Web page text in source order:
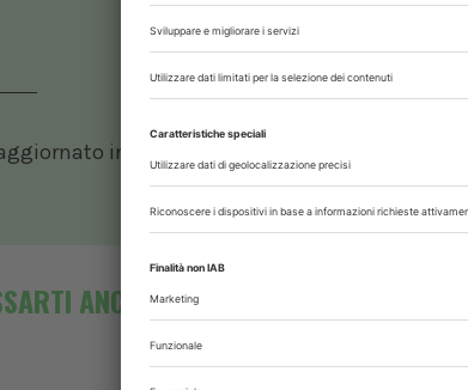
in ambito veterinario, iscrivendoti
ANCHE
06/08/2026